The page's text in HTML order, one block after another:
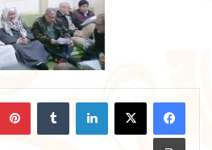
لينكدإن
طباعة